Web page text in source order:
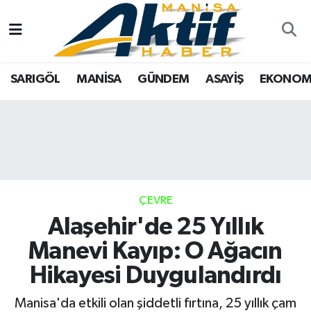
SARIGÖL MANİSA GÜNDEM ASAYİŞ
ÇEVRE
Alaşehir'de 25 Yıllık
Manevi Kayıp: O Ağacın
Hikayesi Duygulandırdı
Manisa'da etkili olan şiddetli fırtına, 25 yıllık çam
Yazarlar
SARIGÖL
SPOR
TARIM
SİYASET
Türkiye
Eğitim
Kültür Sanat
Manisa
Manisa Nöbetçi Eczaneler
Süper Lig Puan Durumu ve Fikstür
Tüm Manşetler
Son Dakika Haberleri
Haber Arşivi